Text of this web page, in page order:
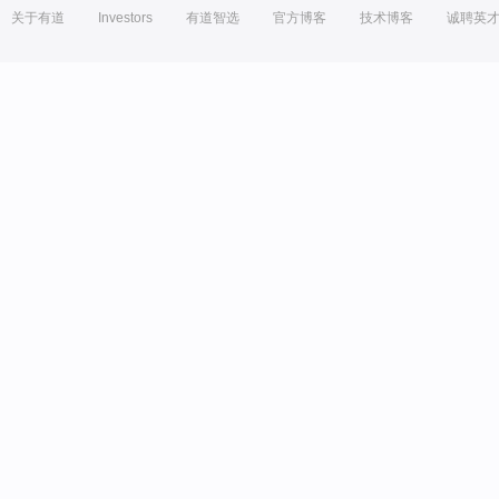
关于有道 Investors 有道智选 官方博客 技术博客 诚聘英才